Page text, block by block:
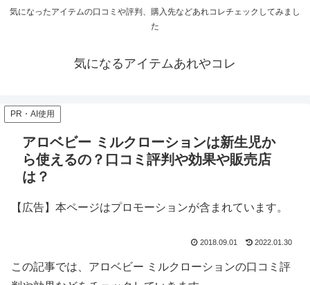
気になったアイテムの口コミや評判、購入先などあれコレチェックしてみまし
た
気になるアイテムあれやコレ
PR・AI使用
アロベビー ミルクローションは新生児か
ら使えるの？口コミ評判や効果や販売店
は？
【広告】本ページはプロモーションが含まれています。
2018.09.01 2022.01.30
この記事では、アロベビー ミルクローションの口コミ評